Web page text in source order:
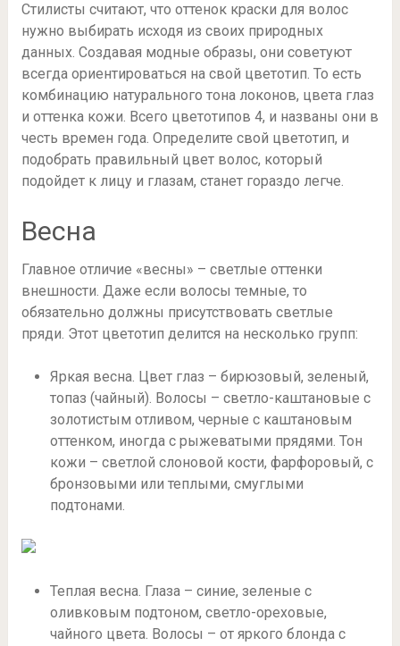
Стилисты считают, что оттенок краски для волос
нужно выбирать исходя из своих природных
данных. Создавая модные образы, они советуют
всегда ориентироваться на свой цветотип. То есть
комбинацию натурального тона локонов, цвета глаз
и оттенка кожи. Всего цветотипов 4, и названы они в
честь времен года. Определите свой цветотип, и
подобрать правильный цвет волос, который
подойдет к лицу и глазам, станет гораздо легче.
Весна
Главное отличие «весны» – светлые оттенки
внешности. Даже если волосы темные, то
обязательно должны присутствовать светлые
пряди. Этот цветотип делится на несколько групп:
Яркая весна. Цвет глаз – бирюзовый, зеленый,
топаз (чайный). Волосы – светло-каштановые с
золотистым отливом, черные с каштановым
оттенком, иногда с рыжеватыми прядями. Тон
кожи – светлой слоновой кости, фарфоровый, с
бронзовыми или теплыми, смуглыми
подтонами.
Теплая весна. Глаза – синие, зеленые с
оливковым подтоном, светло-ореховые,
чайного цвета. Волосы – от яркого блонда с